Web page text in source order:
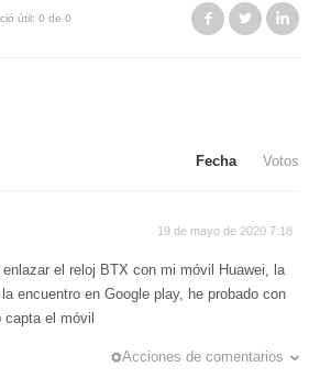
útil: 0 de 0 Facebook
Twitter
Fecha Votos
19 de mayo de 2020 7:18
el reloj BTX con mi móvil Huawei, la
encuentro en Google play, he probado con
el móvil
Acciones de comentarios